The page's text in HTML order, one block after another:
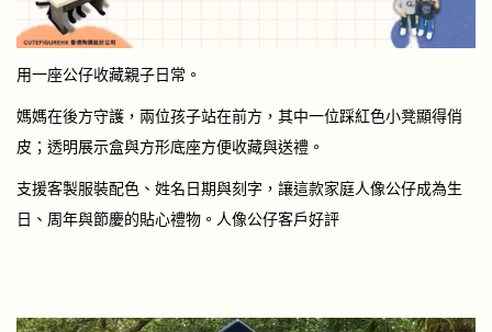
用一座公仔收藏親子日常。
媽媽在後方守護，兩位孩子站在前方，其中一位踩紅色小凳顯得俏
皮；透明展示盒與方形底座方便收藏與送禮。
支援客製服裝配色、姓名日期與刻字，讓這款家庭人像公仔成為生
日、周年與節慶的貼心禮物。人像公仔客戶好評